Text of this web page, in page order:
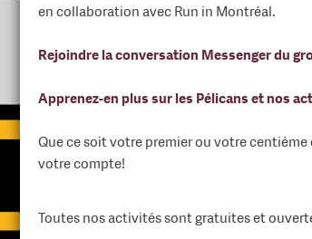
en collaboration avec Run in Montréal.
Rejoindre la conversation Messenger du
Apprenez-en plus sur les Pélicans et nos
Que ce soit votre premier ou votre
votre compte!
Toutes nos activités sont gratuites et